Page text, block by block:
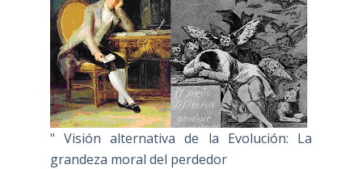
" Visión alternativa de la Evolución: La
grandeza moral del perdedor